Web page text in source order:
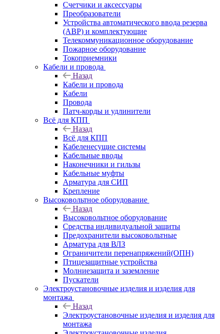
Счетчики и аксессуары
Преобразователи
Устройства автоматического ввода резерва
(АВР) и комплектующие
Телекоммуникационное оборудование
Пожарное оборудование
Токоприемники
Кабели и провода
Назад
Кабели и провода
Кабели
Провода
Патч-корды и удлинители
Всё для КПП
Назад
Всё для КПП
Кабеленесущие системы
Кабельные вводы
Наконечники и гильзы
Кабельные муфты
Арматура для СИП
Крепление
Высоковольтное оборудование
Назад
Высоковольтное оборудование
Средства индивидуальной защиты
Предохранители высоковольтные
Арматура для ВЛЗ
Ограничители перенапряжений(ОПН)
Птицезащитные устройства
Молниезащита и заземление
Пускатели
Электроустановочные изделия и изделия для
монтажа
Назад
Электроустановочные изделия и изделия для
монтажа